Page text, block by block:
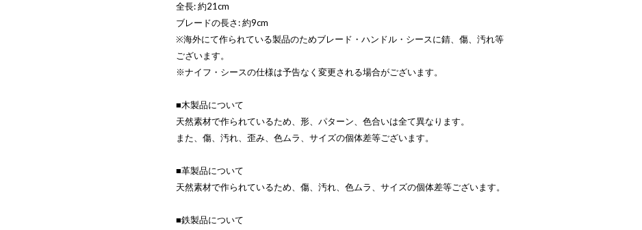
全長: 約21cm
ブレードの長さ: 約9cm
※海外にて作られている製品のためブレード・ハンドル・シースに錆、傷、汚れ等
ございます。
※ナイフ・シースの仕様は予告なく変更される場合がございます。
■木製品について
天然素材で作られているため、形、パターン、色合いは全て異なります。
また、傷、汚れ、歪み、色ムラ、サイズの個体差等ございます。
■革製品について
天然素材で作られているため、傷、汚れ、色ムラ、サイズの個体差等ございます。
■鉄製品について